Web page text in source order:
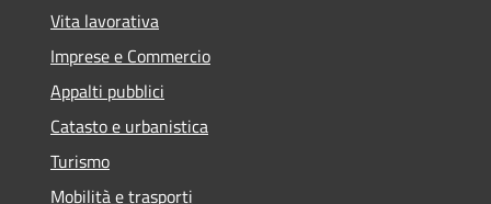
Vita lavorativa
Imprese e Commercio
Appalti pubblici
Catasto e urbanistica
Turismo
Mobilità e trasporti